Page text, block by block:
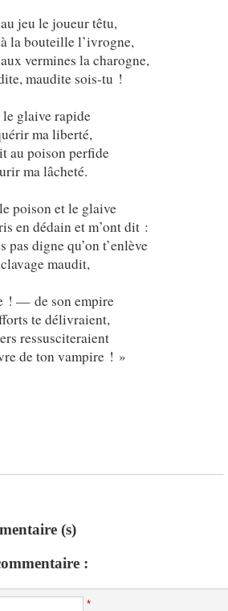
jeu le joueur têtu,
la bouteille l’ivrogne,
vermines la charogne,
maudite sois-tu !
le glaive rapide
ma liberté,
au poison perfide
ma lâcheté.
poison et le glaive
en dédain et m’ont dit :
pas digne qu’on t’enlève
maudit,
! — de son empire
te délivraient,
ressusciteraient
de ton vampire ! »
(s)
:
*